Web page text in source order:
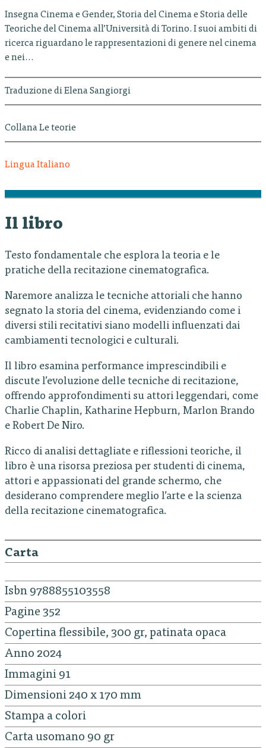
Insegna Cinema e Gender, Storia del Cinema e Storia delle
Teoriche del Cinema all’Università di Torino. I suoi ambiti di
ricerca riguardano le rappresentazioni di genere nel cinema
e nei…
Traduzione di Elena Sangiorgi
Collana Le teorie
Lingua Italiano
Il libro
Testo fondamentale che esplora la teoria e le
pratiche della recitazione cinematografica.
Naremore analizza le tecniche attoriali che hanno
segnato la storia del cinema, evidenziando come i
diversi stili recitativi siano modelli influenzati dai
cambiamenti tecnologici e culturali.
Il libro esamina performance imprescindibili e
discute l’evoluzione delle tecniche di recitazione,
offrendo approfondimenti su attori leggendari, come
Charlie Chaplin, Katharine Hepburn, Marlon Brando
e Robert De Niro.
Ricco di analisi dettagliate e riflessioni teoriche, il
libro è una risorsa preziosa per studenti di cinema,
attori e appassionati del grande schermo, che
desiderano comprendere meglio l’arte e la scienza
della recitazione cinematografica.
Carta
Isbn 9788855103558
Pagine 352
Copertina flessibile, 300 gr, patinata opaca
Anno 2024
Immagini 91
Dimensioni 240 x 170 mm
Stampa a colori
Carta usomano 90 gr